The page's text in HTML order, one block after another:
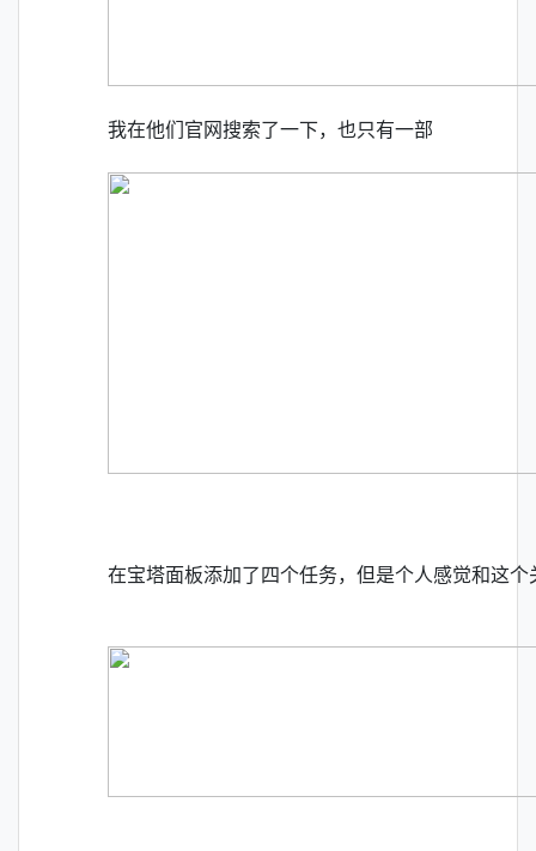
我在他们官网搜索了一下，也只有一部
在宝塔面板添加了四个任务，但是个人感觉和这个